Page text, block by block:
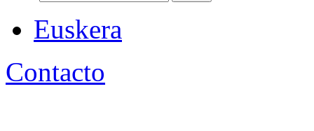
Euskera
Contacto